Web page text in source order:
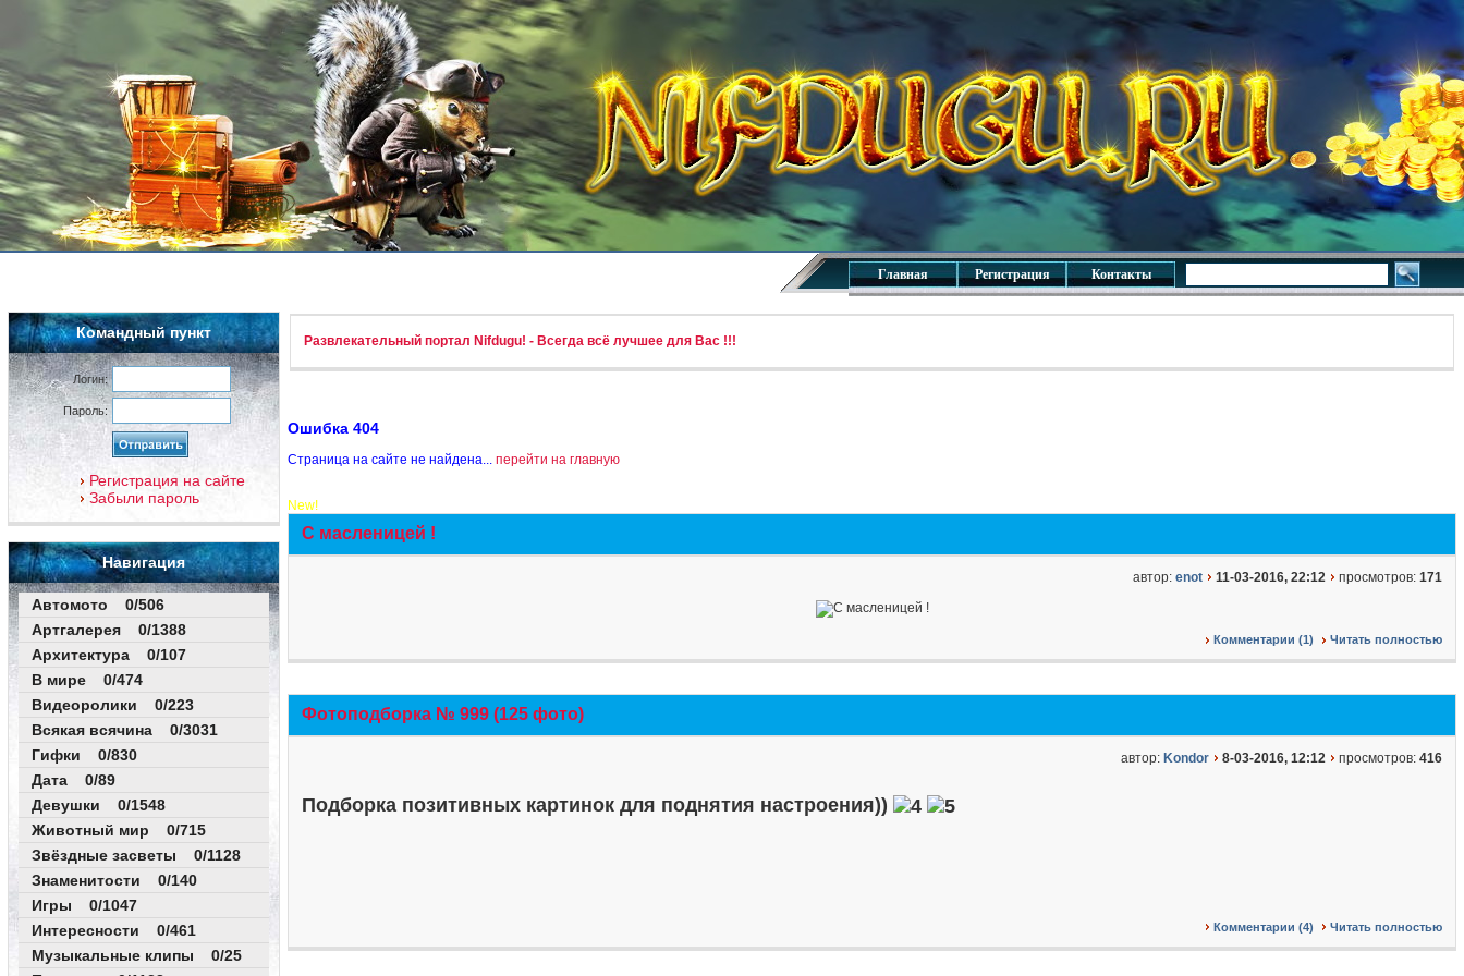
Главная Регистрация Контакты
Командный пункт
Логин:
Пароль:
Регистрация на сайте
Забыли пароль
Навигация
Автомото 0/506
Артгалерея 0/1388
Архитектура 0/107
В мире 0/474
Видеоролики 0/223
Всякая всячина 0/3031
Гифки 0/830
Дата 0/89
Девушки 0/1548
Животный мир 0/715
Звёздные засветы 0/1128
Знаменитости 0/140
Игры 0/1047
Интересности 0/461
Музыкальные клипы 0/25
Развлекательный портал Nifdugu! - Всегда всё лучшее для Вас !!!
Ошибка 404
Страница на сайте не найдена... перейти на главную
New!
С масленицей !
автор: enot 11-03-2016, 22:12 просмотров: 171
Комментарии (1) Читать полностью
Фотоподборка № 999 (125 фото)
автор: Kondor 8-03-2016, 12:12 просмотров: 416
Подборка позитивных картинок для поднятия настроения))
Комментарии (4) Читать полностью